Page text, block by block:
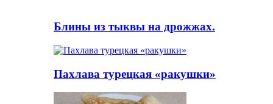
Блины из тыквы на дрожжах.
Пахлава турецкая «ракушки»